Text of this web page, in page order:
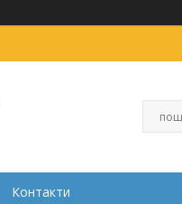
Контакти